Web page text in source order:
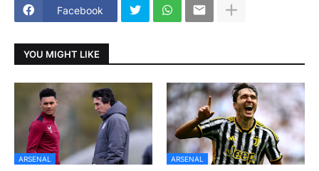
Facebook
YOU MIGHT LIKE
ARSENAL ARSENAL